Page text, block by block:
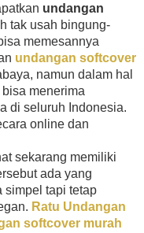
undangan
tak usah bingung-
memesannya
undangan softcover
namun dalam hal
menerima
di seluruh Indonesia.
online dan
sekarang memiliki
ada yang
simpel tapi tetap
Ratu Undangan
softcover murah